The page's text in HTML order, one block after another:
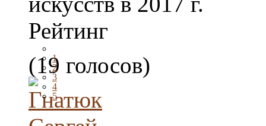
Рейтинг
1
2
3
4
5
(19 голосов)